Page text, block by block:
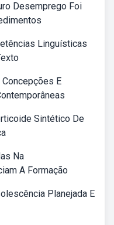
Desemprego Foi
Linguísticas
Concepções E
Sintético De
Na
A Formação
Planejada E